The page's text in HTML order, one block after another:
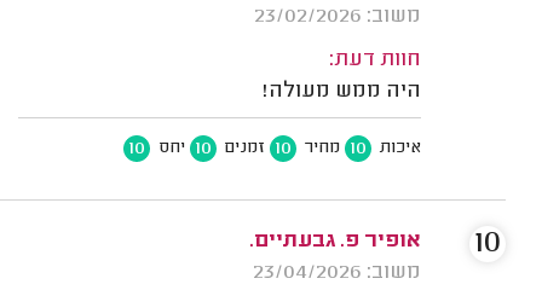
משוב: 23/02/2026
חוות דעת:
היה ממש מעולה!
איכות 10 מחיר 10 זמנים 10 יחס 10
אופיר פ. גבעתיים.
משוב: 23/04/2026
10